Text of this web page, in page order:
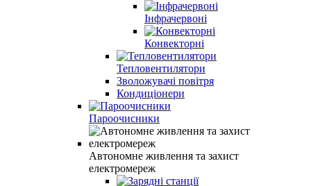
Інфрачервоні
Конвекторні
Тепловентилятори
Зволожувачі повітря
Кондиціонери
Пароочисники
Автономне живлення та захист
електромереж